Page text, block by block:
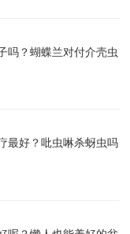
吗？蝴蝶兰对付介壳虫
最好？吡虫啉杀蚜虫吗